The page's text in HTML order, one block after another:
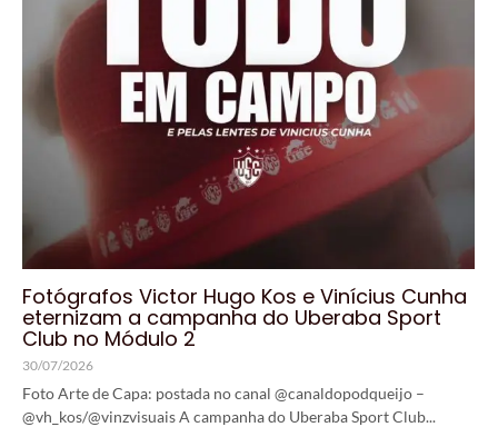
Fotógrafos Victor Hugo Kos e Vinícius Cunha
eternizam a campanha do Uberaba Sport
Club no Módulo 2
30/07/2026
Foto Arte de Capa: postada no canal @canaldopodqueijo –
@vh_kos/@vinzvisuais A campanha do Uberaba Sport Club...